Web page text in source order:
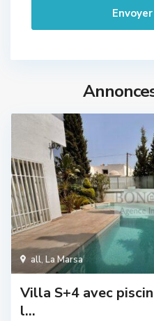
all, La Marsa
Villa S+4 avec
l...